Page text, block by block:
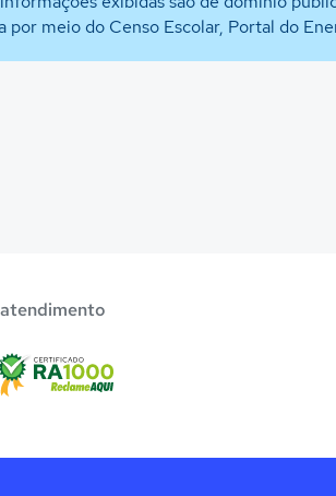
por meio do Censo Escolar, Portal do